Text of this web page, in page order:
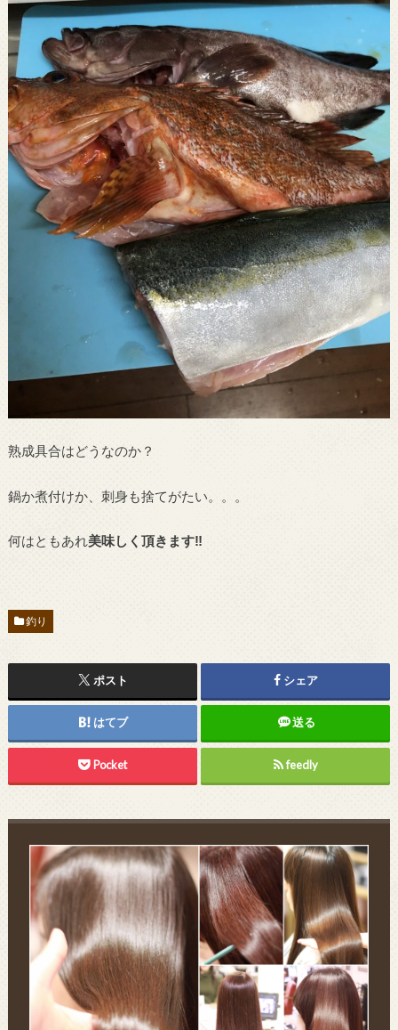
熟成具合はどうなのか？
鍋か煮付けか、刺身も捨てがたい。。。
何はともあれ美味しく頂きます‼︎
釣り
ポスト シェア
はてブ 送る
Pocket feedly